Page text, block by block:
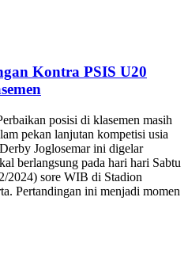
Kontra PSIS U20
posisi di klasemen masih
pekan lanjutan kompetisi usia
Joglosemar ini digelar
berlangsung pada hari hari Sabtu
2024) sore WIB di Stadion
Pertandingan ini menjadi momen